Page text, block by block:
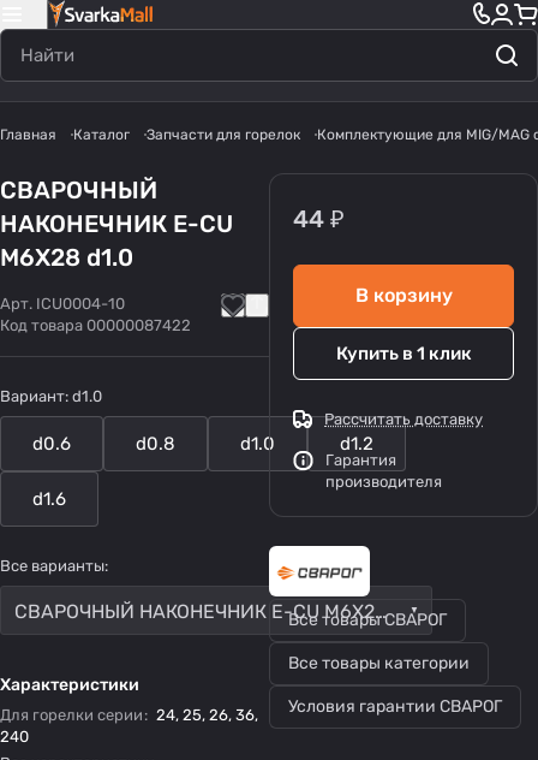
Главная Каталог Запчасти для горелок Комплектующие для MIG/MAG
СВАРОЧНЫЙ
НАКОНЕЧНИК E-CU
M6X28 d1.0
Арт. ICU0004-10
Код товара 00000087422
Вариант: d1.0
d0.6 d0.8 d1.0 d1.2
d1.6
Все варианты:
СВАРОЧНЫЙ НАКОНЕЧНИК E-CU M6X28 d1.0
Характеристики
Для горелки серии : 24, 25, 26, 36,
240
44 ₽
В корзину
Купить в 1 клик
Рассчитать доставку
Гарантия
производителя
Все товары СВАРОГ
Все товары категории
Условия гарантии СВАРОГ